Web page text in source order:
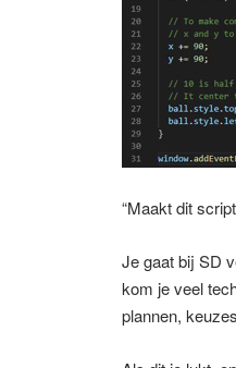
“Maakt dit
Je gaat bij SD
kom je veel
plannen,